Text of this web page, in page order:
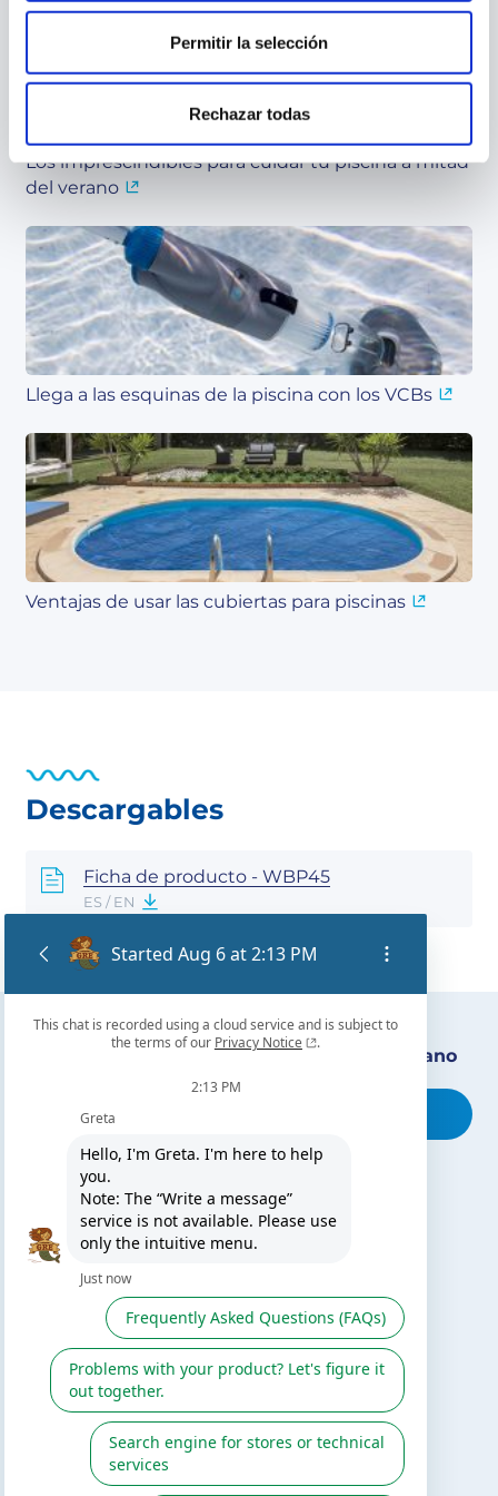
Permitir la selección
Rechazar todas
Los imprescindibles para cuidar tu piscina a mitad
del verano
Llega a las esquinas de la piscina con los VCBs
Ventajas de usar las cubiertas para piscinas
Descargables
Ficha de producto - WBP45
ES / EN
Encuentra nuestro distribuidor más cercano
TE PUEDE INTERESAR
El blog de Gre
Servicio de postventa
Catálogo Gre / Zodiac